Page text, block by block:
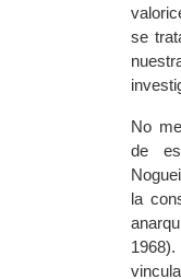
se
No
de
la
1968).